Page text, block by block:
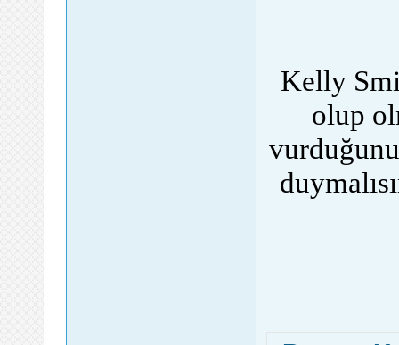
Kelly
olup